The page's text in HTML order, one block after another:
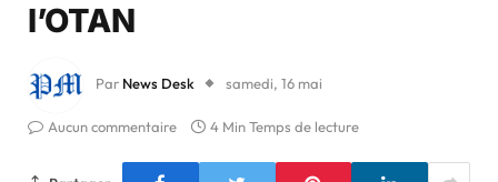
l’OTAN
Par News Desk samedi, 16 mai
Aucun commentaire 4 Min Temps de lecture